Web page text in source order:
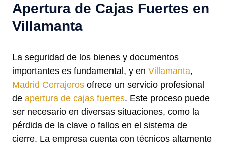
Apertura de Cajas Fuertes en
Villamanta
La seguridad de los bienes y documentos
importantes es fundamental, y en Villamanta,
Madrid Cerrajeros ofrece un servicio profesional
de apertura de cajas fuertes. Este proceso puede
ser necesario en diversas situaciones, como la
pérdida de la clave o fallos en el sistema de
cierre. La empresa cuenta con técnicos altamente